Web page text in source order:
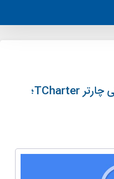
بررسی و دانلود برنامه تی چارتر TCharter؛